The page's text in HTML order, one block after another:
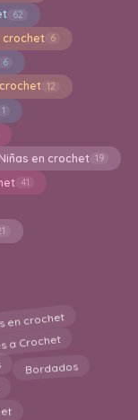
62
crochet 6
6
12
1
en crochet 19
41
en crochet
a Crochet
Bordados